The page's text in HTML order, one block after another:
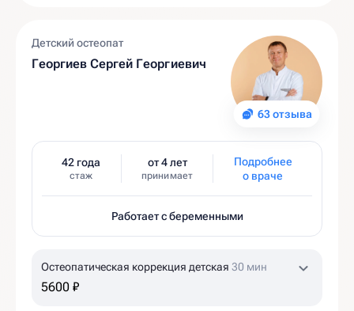
63 отзыва
Детский остеопат
Георгиев Сергей Георгиевич
42 года
стаж
от 4 лет
принимает
Подробнее
о враче
Работает с беременными
Остеопатическая коррекция детская 30 мин
5600 ₽